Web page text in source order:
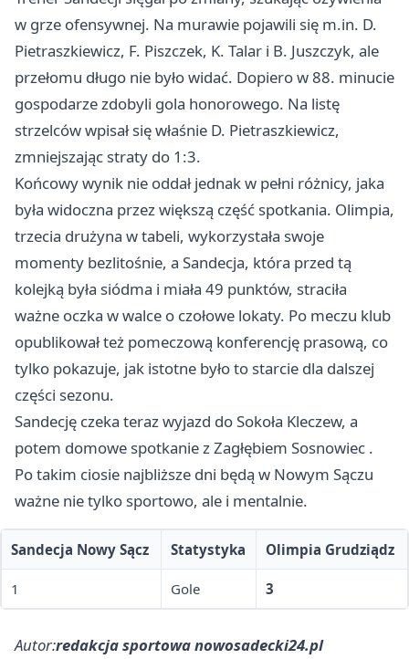
w grze ofensywnej. Na murawie pojawili się m.in. D.
Pietraszkiewicz, F. Piszczek, K. Talar i B. Juszczyk, ale
przełomu długo nie było widać. Dopiero w 88. minucie
gospodarze zdobyli gola honorowego. Na listę
strzelców wpisał się właśnie D. Pietraszkiewicz,
zmniejszając straty do 1:3.
Końcowy wynik nie oddał jednak w pełni różnicy, jaka
była widoczna przez większą część spotkania. Olimpia,
trzecia drużyna w tabeli, wykorzystała swoje
momenty bezlitośnie, a Sandecja, która przed tą
kolejką była siódma i miała 49 punktów, straciła
ważne oczka w walce o czołowe lokaty. Po meczu klub
opublikował też pomeczową konferencję prasową, co
tylko pokazuje, jak istotne było to starcie dla dalszej
części sezonu.
Sandecję czeka teraz wyjazd do Sokoła Kleczew, a
potem domowe spotkanie z Zagłębiem Sosnowiec .
Po takim ciosie najbliższe dni będą w Nowym Sączu
ważne nie tylko sportowo, ale i mentalnie.
Sandecja Nowy Sącz Statystyka Olimpia Grudziądz
1 Gole 3
Autor:redakcja sportowa nowosadecki24.pl